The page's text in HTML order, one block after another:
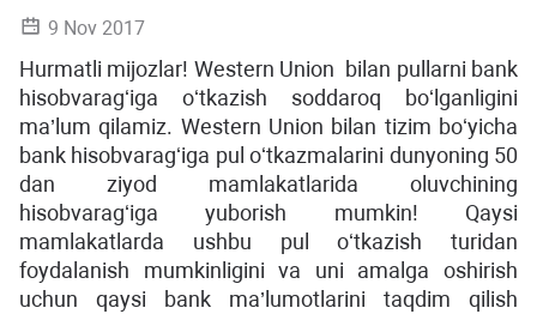
9 Nov 2017
Hurmatli mijozlar! Western Union bilan pullarni bank
hisobvaragʻiga oʻtkazish soddaroq boʻlganligini
ma’lum qilamiz. Western Union bilan tizim boʻyicha
bank hisobvaragʻiga pul oʻtkazmalarini dunyoning 50
dan ziyod mamlakatlarida oluvchining
hisobvaragʻiga yuborish mumkin! Qaysi
mamlakatlarda ushbu pul oʻtkazish turidan
foydalanish mumkinligini va uni amalga oshirish
uchun qaysi bank ma’lumotlarini taqdim qilish